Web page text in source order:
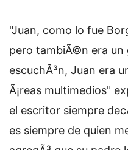
"Juan, como lo fue
pero tambiÃ©n era un
escuchÃ³n, Juan era
Ã¡reas multimedios"
el escritor siempre
es siempre de quien